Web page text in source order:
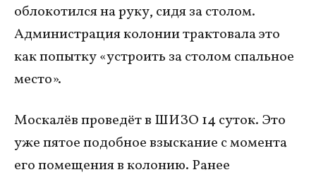
облокотился на руку, сидя за столом.
Администрация колонии трактовала это
как попытку «устроить за столом спальное
место».
Москалёв проведёт в ШИЗО 14 суток. Это
уже пятое подобное взыскание с момента
его помещения в колонию. Ранее